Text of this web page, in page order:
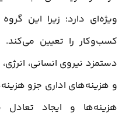
ویژه‌ای دارد؛ زیرا این
کسب‌وکار را تعیین می‌کند.
دستمزد نیروی انسانی،
و هزینه‌های اداری جزو
هزینه‌ها و ایجاد